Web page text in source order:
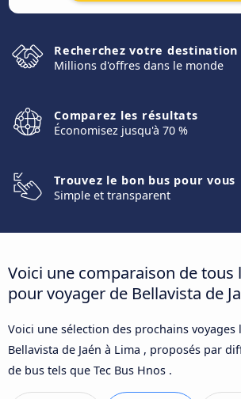
Recherchez votre destination
Millions d'offres dans le monde
Comparez les résultats
Économisez jusqu'à 70 %
Trouvez le bon bus pour vous
Simple et transparent
Voici une comparaison de tous
pour voyager de Bellavista de
Voici une sélection des prochains voyages
Bellavista de Jaén à Lima , proposés par
de bus tels que Tec Bus Hnos .